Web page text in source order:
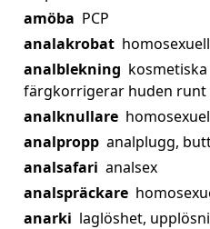
amöba PCP
analakrobat
analblekning
färgkorrigerar huden
analknullare
analpropp analplugg,
analsafari analsex
analspräckare
anarki laglöshet,